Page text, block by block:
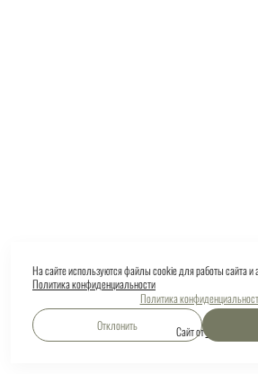
Политика
Сайт отwfolio
На сайте используются файлы cookie для работы сайта и
Политика конфиденциальности
Отклонить